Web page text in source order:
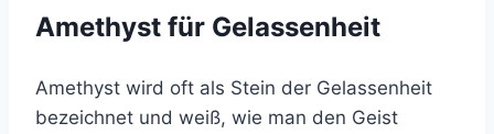
Amethyst für Gelassenheit
Amethyst wird oft als Stein der Gelassenheit
bezeichnet und weiß, wie man den Geist